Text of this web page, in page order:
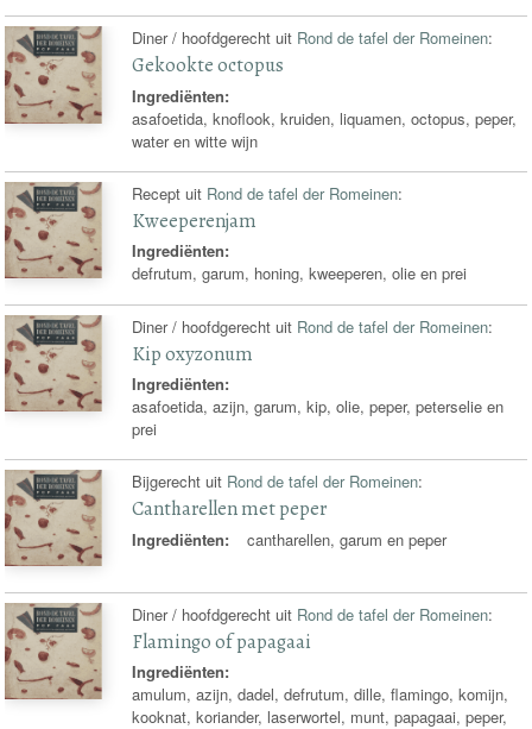
Diner / hoofdgerecht uit Rond de tafel der Romeinen:
Gekookte octopus
Ingrediënten:
asafoetida, knoflook, kruiden, liquamen, octopus, peper,
water en witte wijn
Recept uit Rond de tafel der Romeinen:
Kweeperenjam
Ingrediënten:
defrutum, garum, honing, kweeperen, olie en prei
Diner / hoofdgerecht uit Rond de tafel der Romeinen:
Kip oxyzonum
Ingrediënten:
asafoetida, azijn, garum, kip, olie, peper, peterselie en
prei
Bijgerecht uit Rond de tafel der Romeinen:
Cantharellen met peper
Ingrediënten: cantharellen, garum en peper
Diner / hoofdgerecht uit Rond de tafel der Romeinen:
Flamingo of papagaai
Ingrediënten:
amulum, azijn, dadel, defrutum, dille, flamingo, komijn,
kooknat, koriander, laserwortel, munt, papagaai, peper,